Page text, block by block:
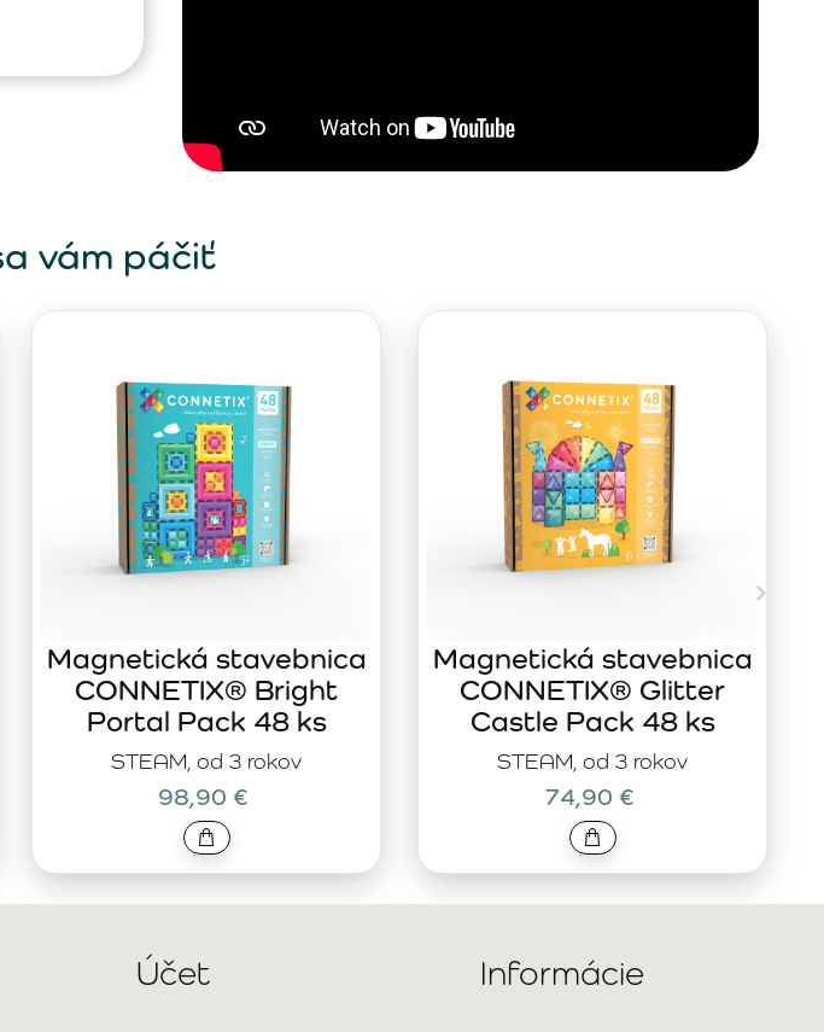
vám páčiť
STEAM, od 3 rokov
Magnetická stavebnica
CONNETIX® Bright
Portal Pack 48 ks
98,90 €
STEAM, od 3 rokov
Magnetická stavebnica
CONNETIX® Glitter
Castle Pack 48 ks
74,90 €
Účet Informácie